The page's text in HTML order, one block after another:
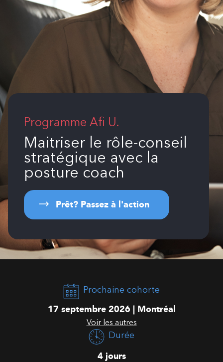
Programme Afi U.
Maitriser le rôle-conseil
stratégique avec la
posture coach
Prêt? Passez à l'action
Prochaine cohorte
17 septembre 2026 | Montréal
Voir les autres
Durée
4 jours